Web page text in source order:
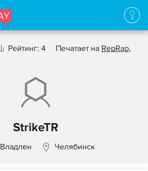
Рейтинг: 4 Печатает на RepRap,
StrikeTR
Владлен Челябинск